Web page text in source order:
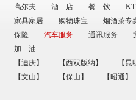
高尔夫 酒 店 餐 饮
家具家居 购物珠宝
烟酒茶专
保险 汽车服务 通讯服务
加 油
【迪庆】 【西双版纳】
【昆
【文山】 【保山】
【昭通】